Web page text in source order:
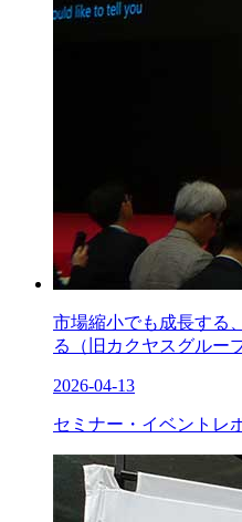
市場縮小でも成長する
る（旧カクヤスグルー
2026-04-13
セミナー・イベントレ